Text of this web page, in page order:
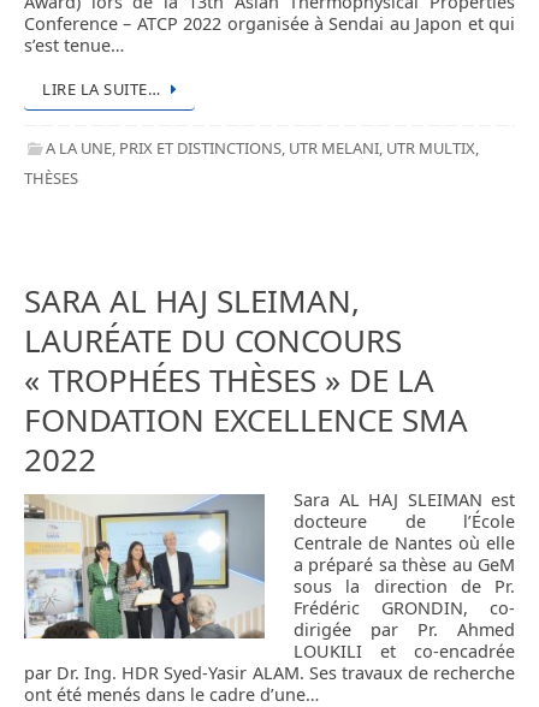
Conference – ATCP 2022 organisée à Sendai au Japon et qui
s’est tenue…
LIRE LA SUITE…
A LA UNE PRIX ET DISTINCTIONS UTR MELANI UTR MULTIX
THÈSES
SARA AL HAJ SLEIMAN,
LAURÉATE DU CONCOURS
« TROPHÉES THÈSES » DE LA
FONDATION EXCELLENCE SMA
2022
Sara AL HAJ SLEIMAN est
docteure de l’École
Centrale de Nantes où elle
a préparé sa thèse au GeM
sous la direction de Pr.
Frédéric GRONDIN, co-
dirigée par Pr. Ahmed
LOUKILI et co-encadrée
par Dr. Ing. HDR Syed-Yasir ALAM. Ses travaux de recherche
ont été menés dans le cadre d’une…